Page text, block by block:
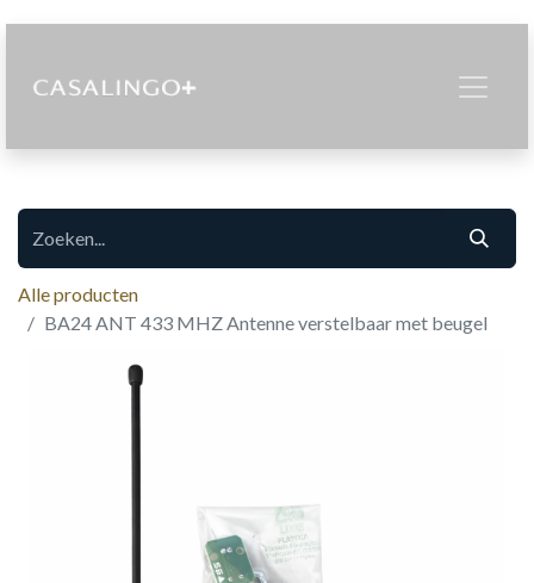
Alle producten
BA24 ANT 433 MHZ Antenne verstelbaar met beugel